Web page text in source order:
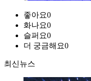
좋아요0
화나요0
슬퍼요0
더 궁금해요0
최신뉴스